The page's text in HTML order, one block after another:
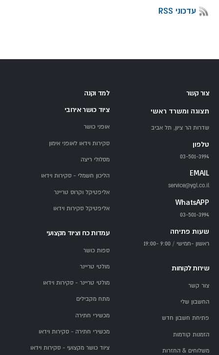
עדכוני RSS
צור קשר
תצוגה ומשרד ראשי
שדרות הר ציון, תל אביב
טלפון
03-501-3994
EMAIL
service@ygl.co.il
WhatsAPP
03-501-3994
שעות פתיחה
ראשון -חמישי / 9:00 -19:00
שירות לקוחות
צור קשר
החשבון שלי
פתיחת חשבון חדש
הזמנות קודמות
משלוחים & החזרות
למד וקנה
ציוד כושר אירובי
אופני כושר
סקירות וידאו לאופני אימון
מסלולי ריצה
הליכון חשמלי - סקירות וידאו
אליפטיקל וקרוס טריינר
אליפטיקל סקירות וידאו
עמדות כח וציוד מקצועי
ספות כושר
מולטי טריינר
מולטי טריינר - סקירות וידאו
מתח מקבילים
מכשירי חתירה
מכשירי חתירה - סקירות וידאו
ציוד כושר מקצועי - סקירות וידאו